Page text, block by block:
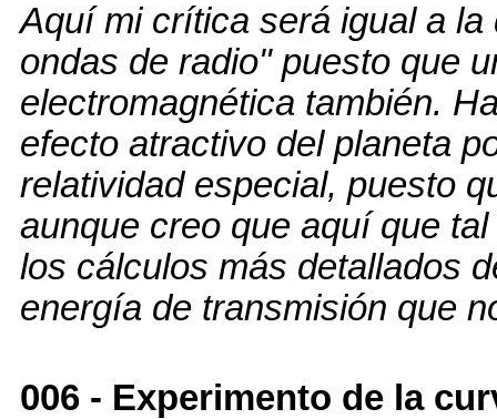
Aquí mi crítica será igual a la
ondas de radio" puesto que
electromagnética también.
efecto atractivo del planeta
relatividad especial, puesto
aunque creo que aquí que
los cálculos más detallados
energía de transmisión que
006 - Experimento de la